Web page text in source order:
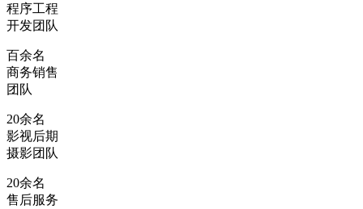
程序工程
开发团队
百余名
商务销售
团队
20余名
影视后期
摄影团队
20余名
售后服务